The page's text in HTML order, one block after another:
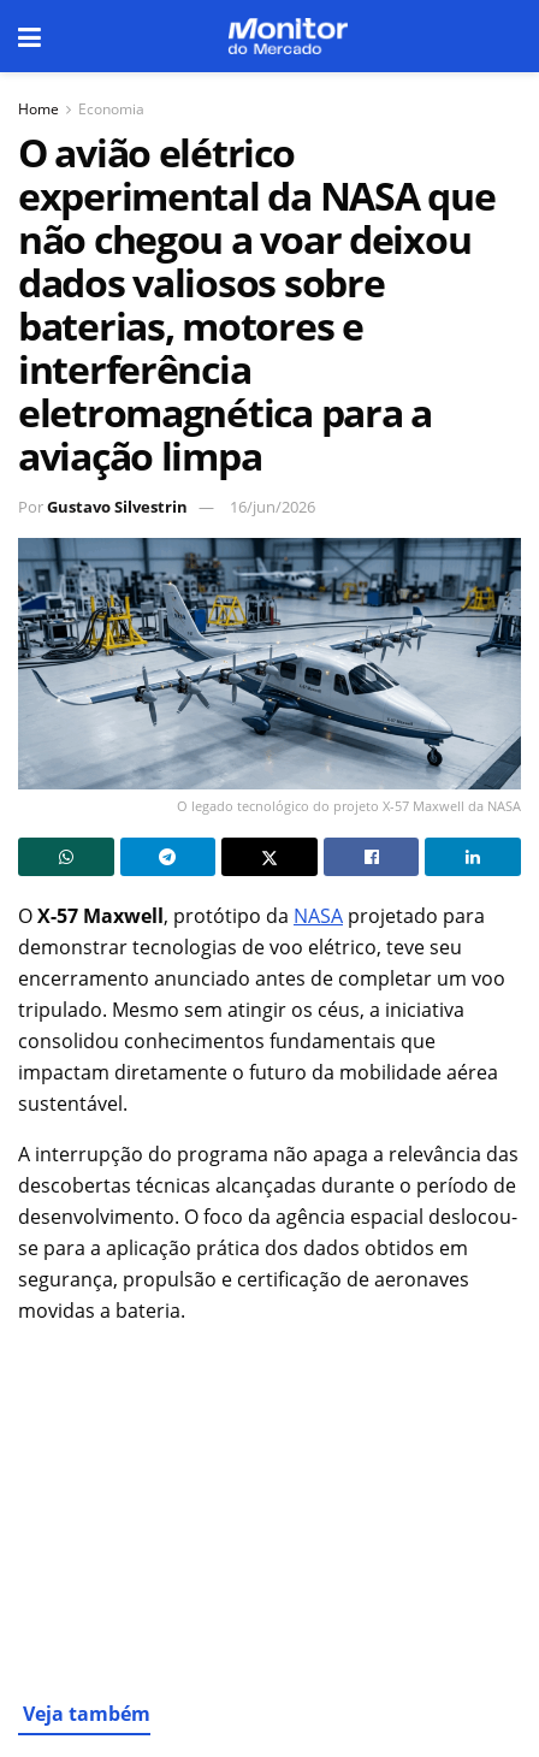
Home Economia
O avião elétrico
experimental da NASA que
não chegou a voar deixou
dados valiosos sobre
baterias, motores e
interferência
eletromagnética para a
aviação limpa
PorGustavo Silvestrin 16/jun/2026
O legado tecnológico do projeto X-57 Maxwell da NASA
OX-57 Maxwell, protótipo da NASA projetado para
demonstrar tecnologias de voo elétrico, teve seu
encerramento anunciado antes de completar um voo
tripulado. Mesmo sem atingir os céus, a iniciativa
consolidou conhecimentos fundamentais que
impactam diretamente o futuro da mobilidade aérea
sustentável.
A interrupção do programa não apaga a relevância das
descobertas técnicas alcançadas durante o período de
desenvolvimento. O foco da agência espacial deslocou-
se para a aplicação prática dos dados obtidos em
segurança, propulsão e certificação de aeronaves
movidas a bateria.
Veja também